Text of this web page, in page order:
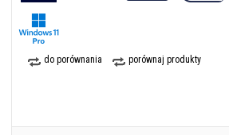
do porównania
porównaj produkty